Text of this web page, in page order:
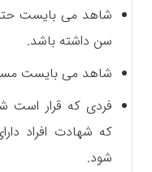
سن داشته باشد.
شاهد می بايست
فردی که قرار است
که شهادت افراد
شود.